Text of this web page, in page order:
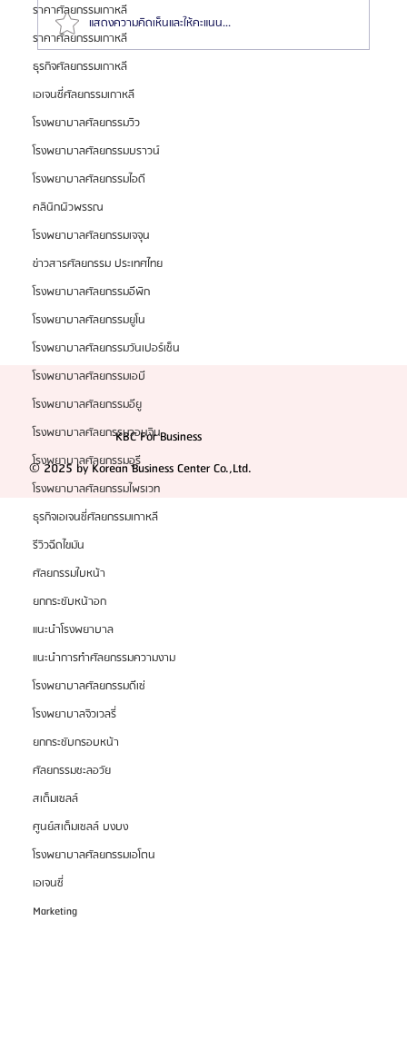
ราคาศัลยกรรมเกาหลี
ราคาศัลยกรรมเกาหลี
ธุรกิจศัลยกรรมเกาหลี
เอเจนซี่ศัลยกรรมเกาหลี
โรงพยาบาลศัลยกรรมวิว
โรงพยาบาลศัลยกรรมบราวน์
โรงพยาบาลศัลยกรรมไอดี
คลินิกผิวพรรณ
โรงพยาบาลศัลยกรรมเจจุน
ข่าวสารศัลยกรรม ประเทศไทย
โรงพยาบาลศัลยกรรมอีพิก
โรงพยาบาลศัลยกรรมยูโน
โรงพยาบาลศัลยกรรมวันเปอร์เซ็น
โรงพยาบาลศัลยกรรมเอบี
โรงพยาบาลศัลยกรรมอียู
โรงพยาบาลศัลยกรรมวอนจิน
โรงพยาบาลศัลยกรรมอูรี
โรงพยาบาลศัลยกรรมไพรเวท
ธุรกิจเอเจนซี่ศัลยกรรมเกาหลี
รีวิวฉีดไขมัน
ศัลยกรรมใบหน้า
ยกกระชับหน้าอก
แนะนำโรงพยาบาล
แนะนำการทำศัลยกรรมความงาม
โรงพยาบาลศัลยกรรมดีเซ่
โรงพยาบาลจิวเวลรี่
ยกกระชับกรอบหน้า
ศัลยกรรมชะลอวัย
สเต็มเซลล์
ศูนย์สเต็มเซลล์ บงบง
โรงพยาบาลศัลยกรรมเอโตน
เอเจนซี่
Marketing
รวมลิสต์ราคาแก้ตา 10 รพ.ศัลยกรรมเกาหลีชั้นนำ 2024
📂
แสดงความคิดเห็นและให้คะแนน...
KBC For Business
© 2025 by Korean Business Center Co.,Ltd.